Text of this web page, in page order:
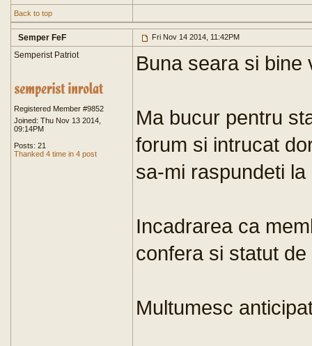
Back to top
Semper FeF Fri Nov 14 2014, 11:42PM
Semperist Patriot
Registered Member #9852
Joined: Thu Nov 13 2014,
09:14PM
Posts: 21
Thanked 4 time in 4 post
Buna seara si bine
Ma bucur pentru
forum si intrucat
sa-mi raspundeti
Incadrarea ca
confera si statut
Multumesc